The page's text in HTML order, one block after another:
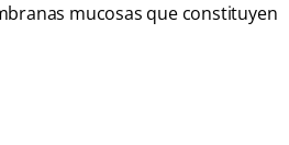
mucosas que constituyen